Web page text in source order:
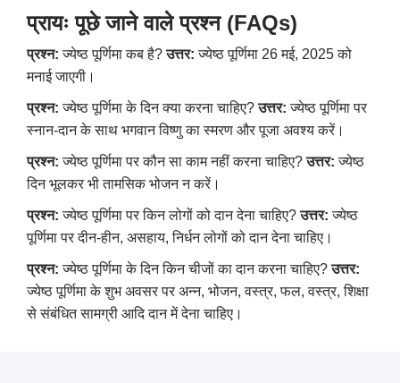
प्रायः पूछे जाने वाले प्रश्न (FAQs)
प्रश्न: ज्‍येष्‍ठ पूर्णिमा कब है? उत्तर: ज्‍येष्‍ठ पूर्णिमा 26 मई, 2025 को
मनाई जाएगी।
प्रश्न: ज्‍येष्‍ठ पूर्णिमा के दिन क्या करना चाहिए? उत्तर: ज्‍येष्‍ठ पूर्णिमा पर
स्नान-दान के साथ भगवान विष्णु का स्मरण और पूजा अवश्य करें।
प्रश्न: ज्‍येष्‍ठ पूर्णिमा पर कौन सा काम नहीं करना चाहिए? उत्तर: ज्‍येष्‍ठ
दिन भूलकर भी तामसिक भोजन न करें।
प्रश्न: ज्‍येष्‍ठ पूर्णिमा पर किन लोगों को दान देना चाहिए? उत्तर: ज्‍येष्‍ठ
पूर्णिमा पर दीन-हीन, असहाय, निर्धन लोगों को दान देना चाहिए।
प्रश्न: ज्‍येष्‍ठ पूर्णिमा के दिन किन चीजों का दान करना चाहिए? उत्तर:
ज्‍येष्‍ठ पूर्णिमा के शुभ अवसर पर अन्न, भोजन, वस्त्र, फल, वस्त्र, शिक्षा
से संबंधित सामग्री आदि दान में देना चाहिए।